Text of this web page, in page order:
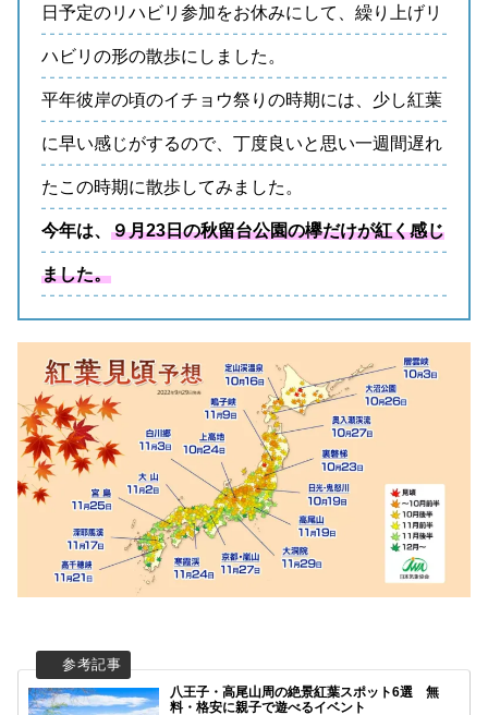
日予定のリハビリ参加をお休みにして、繰り上げリ
ハビリの形の散歩にしました。
平年彼岸の頃のイチョウ祭りの時期には、少し紅葉
に早い感じがするので、丁度良いと思い一週間遅れ
たこの時期に散歩してみました。
今年は、 ９月23日の秋留台公園の欅だけが紅く感じ
ました。
八王子・高尾山周の絶景紅葉スポット6選 無
料・格安に親子で遊べるイベント